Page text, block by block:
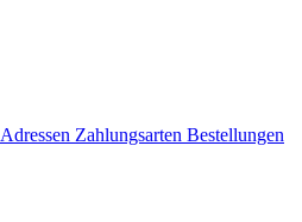
Adressen Zahlungsarten Bestellungen